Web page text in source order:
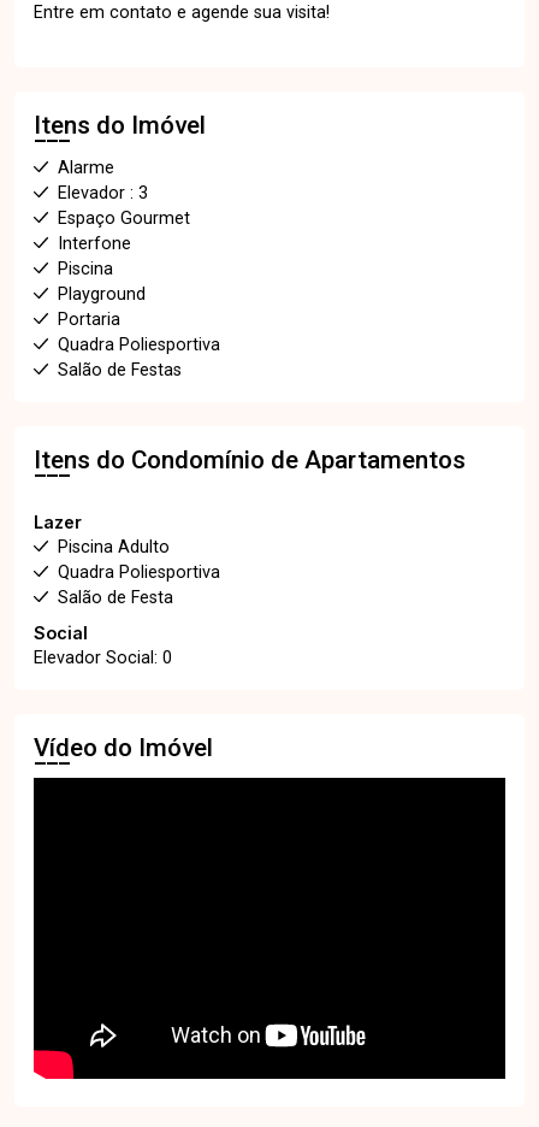
Entre em contato e agende sua visita!
Itens do Imóvel
Alarme
Elevador : 3
Espaço Gourmet
Interfone
Piscina
Playground
Portaria
Quadra Poliesportiva
Salão de Festas
Itens do Condomínio de Apartamentos
Lazer
Piscina Adulto
Quadra Poliesportiva
Salão de Festa
Social
Elevador Social: 0
Vídeo do Imóvel